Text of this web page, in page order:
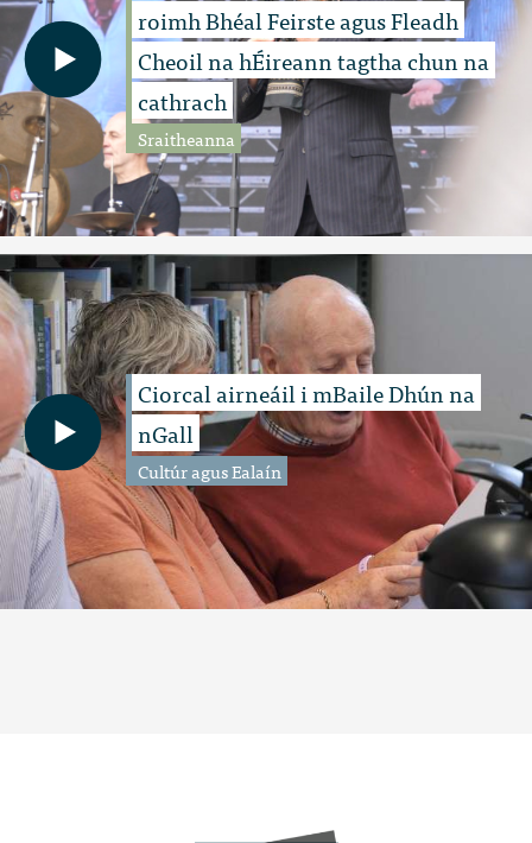
roimh Bhéal Feirste agus Fleadh
Cheoil na hÉireann tagtha chun na
cathrach
Sraitheanna
Ciorcal airneáil i mBaile Dhún na
nGall
Cultúr agus Ealaín